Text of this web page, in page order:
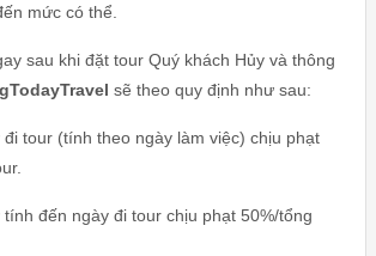
mức có thể.
sau khi đặt tour Quý khách Hủy và thông
sẽ theo quy định như sau:
tour (tính theo ngày làm việc) chịu phạt
đến ngày đi tour chịu phạt 50%/tổng